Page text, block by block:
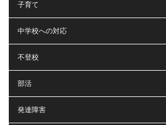
子育て
中学校への対応
不登校
部活
発達障害